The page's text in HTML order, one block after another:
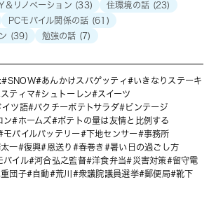
＆リノベーション (33) 住環境の話 (23)
PCモバイル関係の話 (61)
(39) 勉強の話 (7)
SNOW あんかけスパゲッティ
いきなりステーキ
スティマ シュトーレン
スイーツ
イツ語 パクチーポテトサラダ
ビンテージ
ン ホームズ
ポテトの量は友情と比例する
モバイルバッテリー 下地センサー
事務所
一 復興 恩送り 春巻き
暑い日の過ごし方
バイル 河合弘之監督 洋食弁当 災害対策
留守電
団子 自動 荒川 衆議院議員選挙 郵便局
靴下